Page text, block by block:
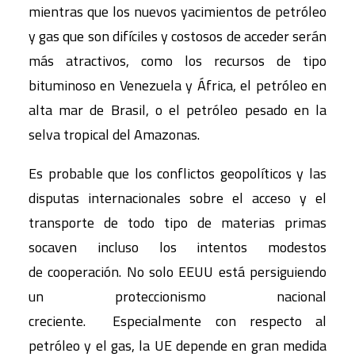
mientras que los nuevos yacimientos de petróleo
y gas que son difíciles y costosos de acceder serán
más atractivos, como los recursos de tipo
bituminoso en Venezuela y África, el petróleo en
alta mar de Brasil, o el petróleo pesado en la
selva tropical del Amazonas.
Es probable que los conflictos geopolíticos y las
disputas internacionales sobre el acceso y el
transporte de todo tipo de materias primas
socaven incluso los intentos modestos
de cooperación. No solo EEUU está persiguiendo
un proteccionismo nacional
creciente. Especialmente con respecto al
petróleo y el gas, la UE depende en gran medida